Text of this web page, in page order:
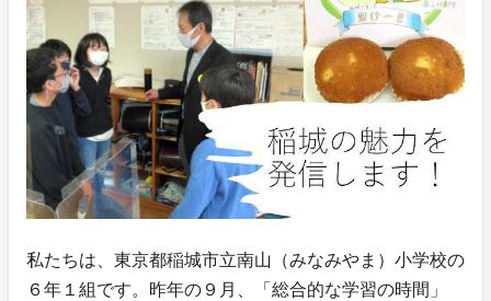
私たちは、東京都稲城市立南山（みなみやま）小学校の
６年１組です。昨年の９月、「総合的な学習の時間」